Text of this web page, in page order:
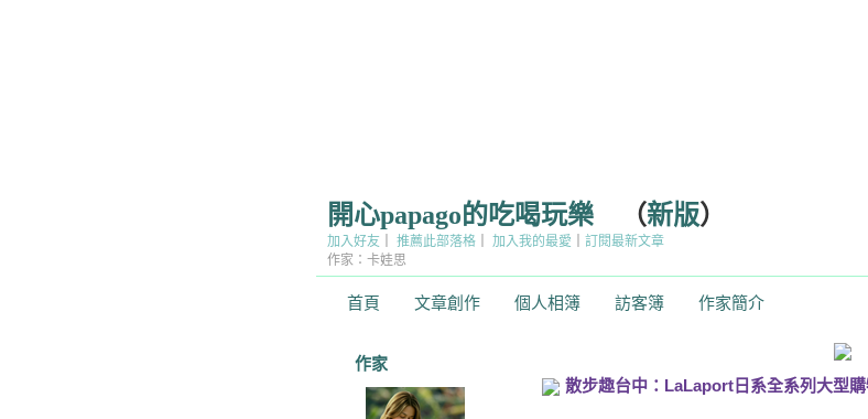
開心papago的吃喝玩樂 （新版）
首頁 文章創作 個人相簿 訪客簿 作家簡介
加入好友 推薦此部落格 加入我的最愛
訂閱最新文章
作家：卡娃思
作家
散步趣台中：LaLaport日系全系列大型購